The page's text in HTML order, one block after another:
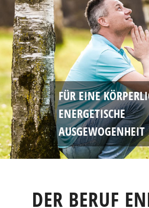
FÜR EINE
ENERGETISCHE
AUSGEWOGENHEIT
DER BERUF